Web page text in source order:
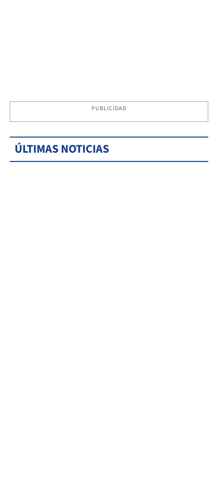
PUBLICIDAD
ÚLTIMAS NOTICIAS